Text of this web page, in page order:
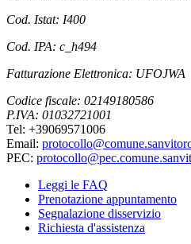
Cod. Istat: I400
Cod. IPA: c_h494
Fatturazione Elettronica: UFOJWA
Codice fiscale: 02149180586
P.IVA: 01032721001
Tel: +39069571006
Email:
PEC:
Leggi le FAQ
Prenotazione appuntamento
Segnalazione disservizio
Richiesta d'assistenza